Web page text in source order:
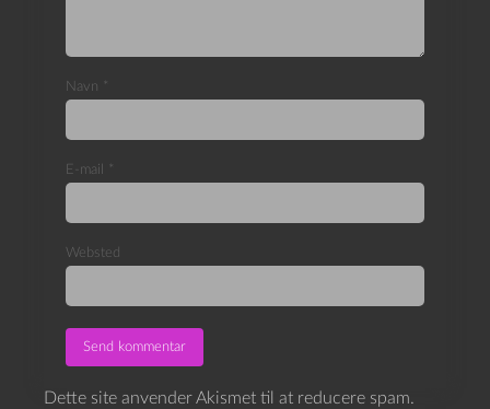
Navn *
E-mail *
Websted
Dette site anvender Akismet til at reducere spam.